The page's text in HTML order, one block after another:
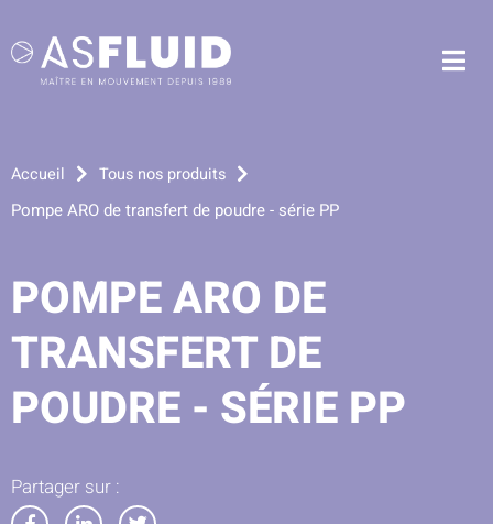
Aller à la recherche
Accueil Tous nos produits
Pompe ARO de transfert de poudre - série PP
POMPE ARO DE
TRANSFERT DE
POUDRE - SÉRIE PP
Partager sur :